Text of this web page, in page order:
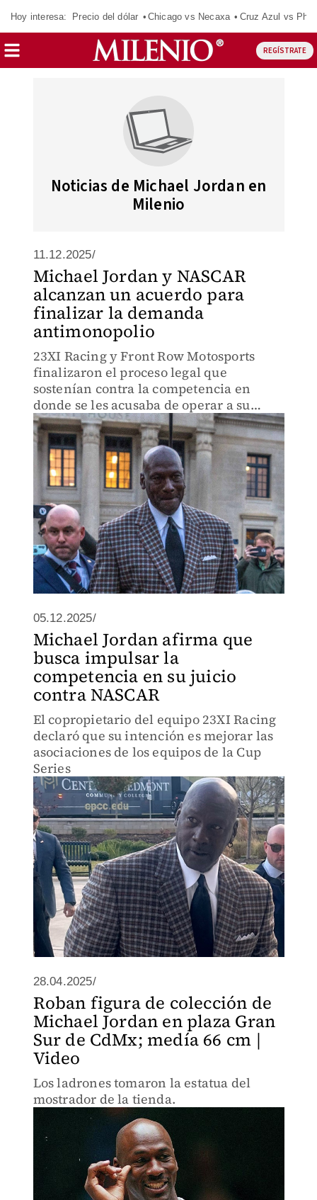
Hoy interesa: Precio del dólar Chicago vs Necaxa Cruz Azul vs
REGÍSTRATE
Noticias de Michael Jordan en
Milenio
11.12.2025/
Michael Jordan y NASCAR
alcanzan un acuerdo para
finalizar la demanda
antimonopolio
23XI Racing y Front Row Motosports
finalizaron el proceso legal que
sostenían contra la competencia en
donde se les acusaba de operar a su
propio beneficio
05.12.2025/
Michael Jordan afirma que
busca impulsar la
competencia en su juicio
contra NASCAR
El copropietario del equipo 23XI Racing
declaró que su intención es mejorar las
asociaciones de los equipos de la Cup
Series
28.04.2025/
Roban figura de colección de
Michael Jordan en plaza Gran
Sur de CdMx; medía 66 cm |
Video
Los ladrones tomaron la estatua del
mostrador de la tienda.